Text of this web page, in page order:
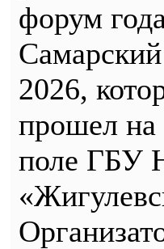
форум
2026,
прошел
поле ГБУ